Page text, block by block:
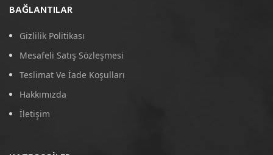
BAĞLANTILAR
Gizlilik Politikası
Mesafeli Satış Sözleşmesi
Teslimat Ve İade Koşulları
Hakkımızda
İletişim